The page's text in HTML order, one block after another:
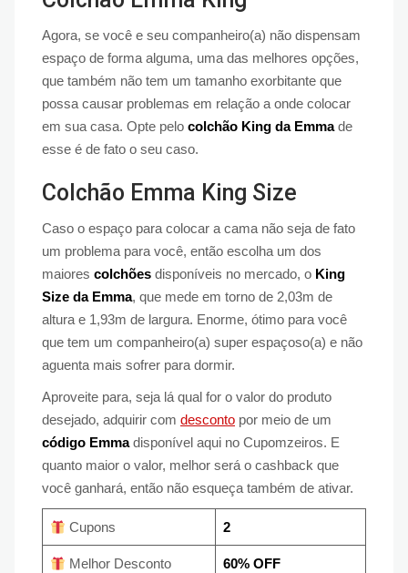
Agora, se você e seu companheiro(a) não dispensam
espaço de forma alguma, uma das melhores opções,
que também não tem um tamanho exorbitante que
possa causar problemas em relação a onde colocar
em sua casa. Opte pelo colchão King da Emmade
esse é de fato o seu caso.
Colchão Emma King Size
Caso o espaço para colocar a cama não seja de fato
um problema para você, então escolha um dos
maiores colchões disponíveis no mercado, o King
Size da Emma, que mede em torno de 2,03m de
altura e 1,93m de largura. Enorme, ótimo para você
que tem um companheiro(a) super espaçoso(a) e não
aguenta mais sofrer para dormir.
Aproveite para, seja lá qual for o valor do produto
desejado, adquirir com desconto por meio de um
código Emmadisponível aqui no Cupomzeiros. E
quanto maior o valor, melhor será o cashback que
você ganhará, então não esqueça também de ativar.
Cupons 2
Melhor Desconto 60% OFF